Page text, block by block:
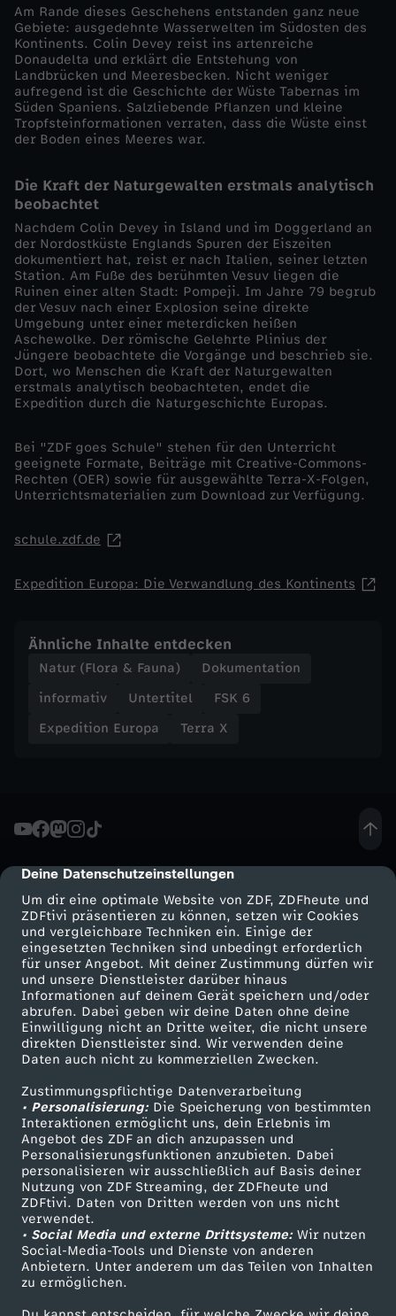
cmp-dialog-description
Deine Datenschutzeinstellungen
Um dir eine optimale Website von ZDF, ZDFheute und
ZDFtivi präsentieren zu können, setzen wir Cookies
und vergleichbare Techniken ein. Einige der
eingesetzten Techniken sind unbedingt erforderlich
für unser Angebot. Mit deiner Zustimmung dürfen wir
und unsere Dienstleister darüber hinaus
Informationen auf deinem Gerät speichern und/oder
abrufen. Dabei geben wir deine Daten ohne deine
Einwilligung nicht an Dritte weiter, die nicht unsere
direkten Dienstleister sind. Wir verwenden deine
Daten auch nicht zu kommerziellen Zwecken.
Zustimmungspflichtige Datenverarbeitung
• Personalisierung:Die Speicherung von bestimmten
Interaktionen ermöglicht uns, dein Erlebnis im
Angebot des ZDF an dich anzupassen und
Personalisierungsfunktionen anzubieten. Dabei
personalisieren wir ausschließlich auf Basis deiner
Nutzung von ZDF Streaming, der ZDFheute und
ZDFtivi. Daten von Dritten werden von uns nicht
verwendet.
• Social Media und externe Drittsysteme:Wir nutzen
Social-Media-Tools und Dienste von anderen
Anbietern. Unter anderem um das Teilen von Inhalten
zu ermöglichen.
w
a
n
d
l
u
n
g
d
e
s
K
o
n
i
n
t
s
Am Rande dieses Geschehens entstanden ganz neue
Gebiete: ausgedehnte Wasserwelten im Südosten des
Kontinents. Colin Devey reist ins artenreiche
Donaudelta und erklärt die Entstehung von
Landbrücken und Meeresbecken. Nicht weniger
aufregend ist die Geschichte der Wüste Tabernas im
Süden Spaniens. Salzliebende Pflanzen und kleine
Tropfsteinformationen verraten, dass die Wüste einst
der Boden eines Meeres war.
Die Kraft der Naturgewalten erstmals analytisch
beobachtet
Nachdem Colin Devey in Island und im Doggerland an
der Nordostküste Englands Spuren der Eiszeiten
dokumentiert hat, reist er nach Italien, seiner letzten
Station. Am Fuße des berühmten Vesuv liegen die
Ruinen einer alten Stadt: Pompeji. Im Jahre 79 begrub
der Vesuv nach einer Explosion seine direkte
Umgebung unter einer meterdicken heißen
Aschewolke. Der römische Gelehrte Plinius der
Jüngere beobachtete die Vorgänge und beschrieb sie.
Dort, wo Menschen die Kraft der Naturgewalten
erstmals analytisch beobachteten, endet die
Expedition durch die Naturgeschichte Europas.
Bei "ZDF goes Schule" stehen für den Unterricht
geeignete Formate, Beiträge mit Creative-Commons-
Rechten (OER) sowie für ausgewählte Terra-X-Folgen,
Unterrichtsmaterialien zum Download zur Verfügung.
schule.zdf.de
Expedition Europa: Die Verwandlung des Kontinents
Ähnliche Inhalte entdecken
Natur (Flora & Fauna)
Dokumentation
informativ
Untertitel
FSK 6
Expedition Europa
Terra X
Mehr ZDF
ZDF-Apps
Smart TV
ZDFtext
Livestreams
Sendungen A-Z
TV-Programm
Service
ZDFmitreden
Kontakt zum ZDF
Tickets
Zuschauerservice
Hilfe
ZDF Unternehmen
Karriere